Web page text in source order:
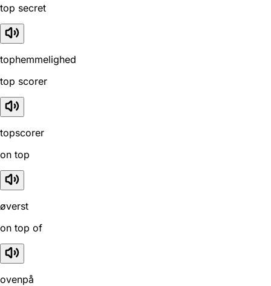
top secret
tophemmelighed
top scorer
topscorer
on top
øverst
on top of
ovenpå